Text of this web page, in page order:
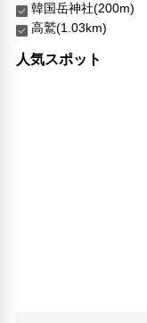
韓国岳神社(200m)
高鷲(1.03km)
人気スポット